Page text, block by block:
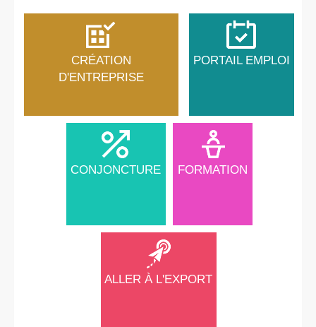
CRÉATION
D'ENTREPRISE
PORTAIL EMPLOI
CONJONCTURE FORMATION
ALLER À L'EXPORT